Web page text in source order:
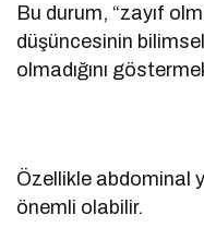
Bu durum, “zayıf
düşüncesinin
olmadığını
Özellikle abdominal
önemli olabilir.